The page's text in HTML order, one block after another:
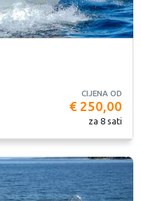
CIJENA OD
€ 250,00
za 8 sati